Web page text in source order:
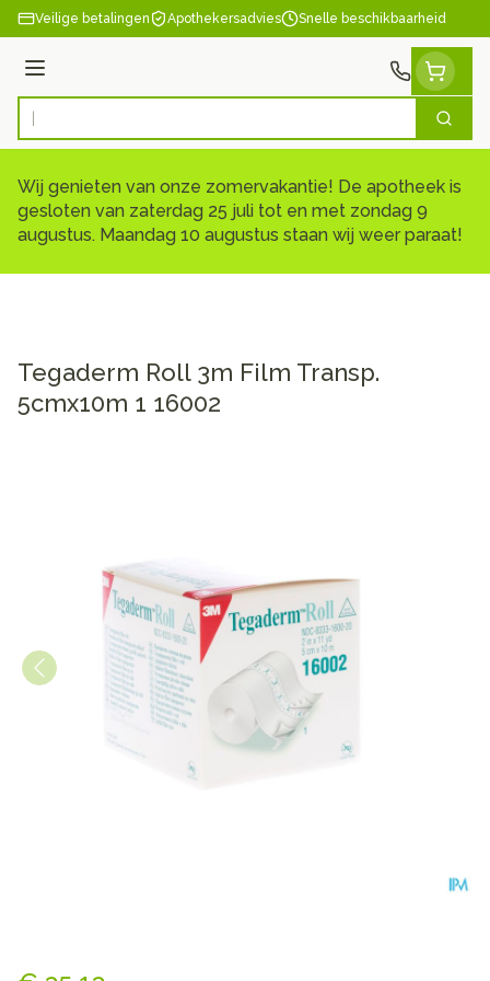
Ga naar de inhoud
Veilige betalingen Apothekersadvies Snelle beschikbaarheid
Menu
Product, merk, categorie... Zoek
Wij genieten van onze zomervakantie! De apotheek is
gesloten van zaterdag 25 juli tot en met zondag 9
augustus. Maandag 10 augustus staan wij weer paraat!
Tegaderm Roll 3m Film Transp.
5cmx10m 1 16002